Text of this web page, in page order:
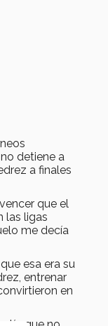
detiene a
a finales
que el
las ligas
me decía
esa era su
entrenar
en